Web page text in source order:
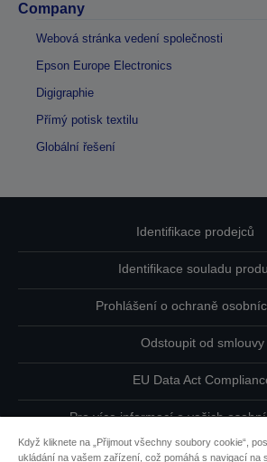
Company
Webová stránka vedení společnosti
Epson Europe Electronics
Digigraphie
Přímý potisk textilu
Globální řešení
Identifikace prodejců
Identifikace souladu
Prohlášení o ochraně
Odstoupit od smlouvy
EU Data Act
Pro více informací o vašich
Když kliknete na „Přijmout všechny soubory cookie“,
ukládání na vašem zařízení, což pomáhá s navigací na